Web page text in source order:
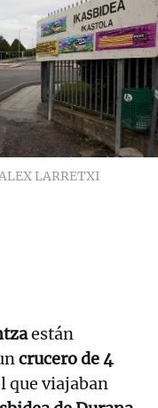
LARRETXI
están
crucero de 4
que viajaban